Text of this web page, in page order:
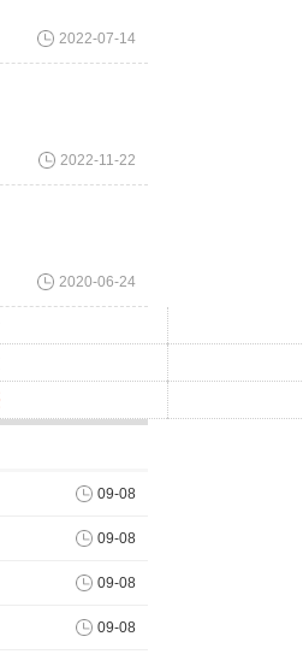
特的外观，
。收容所位
援犬的传
獒犬一直扮演
诚和力量甚
统，身高27
Zeus，一只
2022-07-14
2022-11-22
2020-06-24
09-08
09-08
09-08
09-08